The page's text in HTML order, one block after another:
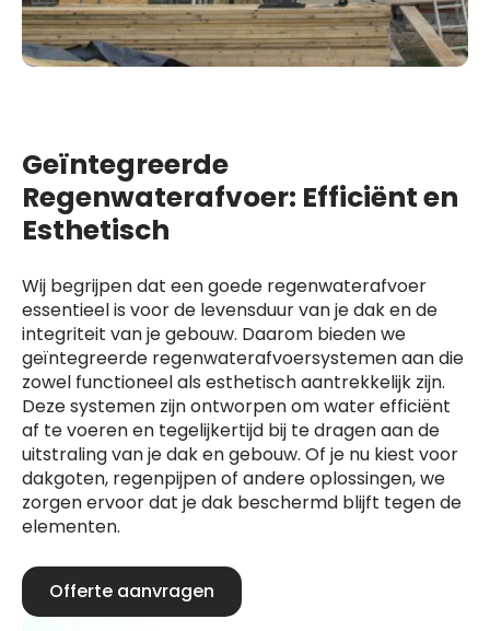
Geïntegreerde
Regenwaterafvoer: Efficiënt en
Esthetisch
Wij begrijpen dat een goede regenwaterafvoer
essentieel is voor de levensduur van je dak en de
integriteit van je gebouw. Daarom bieden we
geïntegreerde regenwaterafvoersystemen aan die
zowel functioneel als esthetisch aantrekkelijk zijn.
Deze systemen zijn ontworpen om water efficiënt
af te voeren en tegelijkertijd bij te dragen aan de
uitstraling van je dak en gebouw. Of je nu kiest voor
dakgoten, regenpijpen of andere oplossingen, we
zorgen ervoor dat je dak beschermd blijft tegen de
elementen.
Offerte aanvragen